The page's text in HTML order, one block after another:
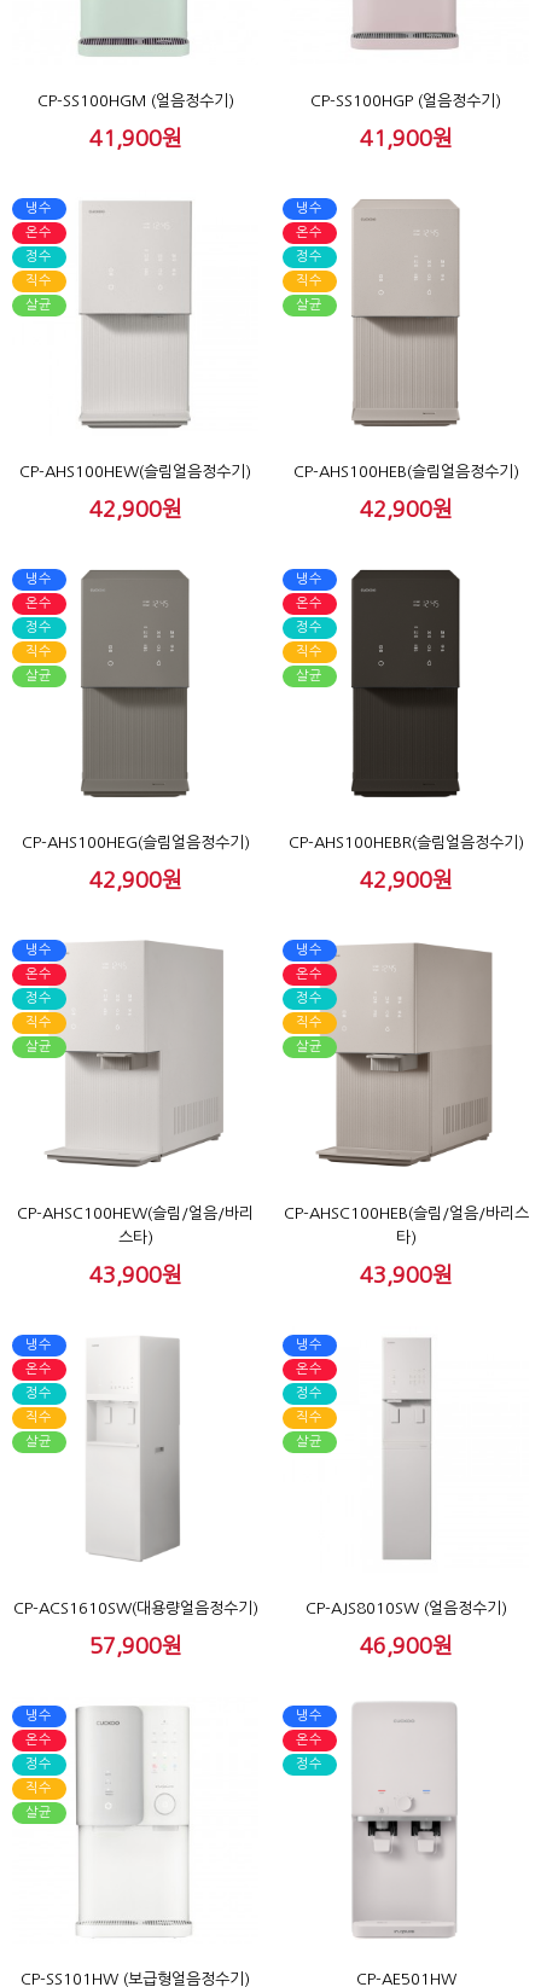
CP-SS100HGM (얼음정수기)
41,900원
CP-SS100HGP (얼음정수기)
41,900원
CP-AHS100HEW(슬림얼음정수기)
42,900원
냉수
온수
정수
직수
살균
CP-AHS100HEB(슬림얼음정수기)
42,900원
냉수
온수
정수
직수
살균
CP-AHS100HEG(슬림얼음정수기)
42,900원
냉수
온수
정수
직수
살균
CP-AHS100HEBR(슬림얼음정수기)
42,900원
냉수
온수
정수
직수
살균
CP-AHSC100HEW(슬림/얼음/바리
스타)
43,900원
냉수
온수
정수
직수
살균
CP-AHSC100HEB(슬림/얼음/바리스
타)
43,900원
냉수
온수
정수
직수
살균
CP-ACS1610SW(대용량얼음정수기)
57,900원
냉수
온수
정수
직수
살균
CP-AJS8010SW (얼음정수기)
46,900원
냉수
온수
정수
직수
살균
CP-SS101HW (보급형얼음정수기)
냉수
온수
정수
직수
살균
CP-AE501HW
냉수
온수
정수